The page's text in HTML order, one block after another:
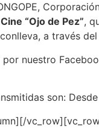
“Ojo de Pez”,
a través
nuestro
son: